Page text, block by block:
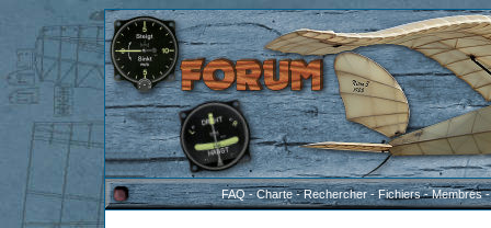
FAQ-Charte-Rechercher-Fichiers-Membres